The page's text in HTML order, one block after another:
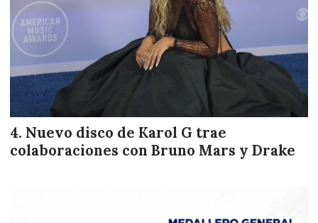
Nuevo disco de Karol G trae
colaboraciones con Bruno Mars y Drake